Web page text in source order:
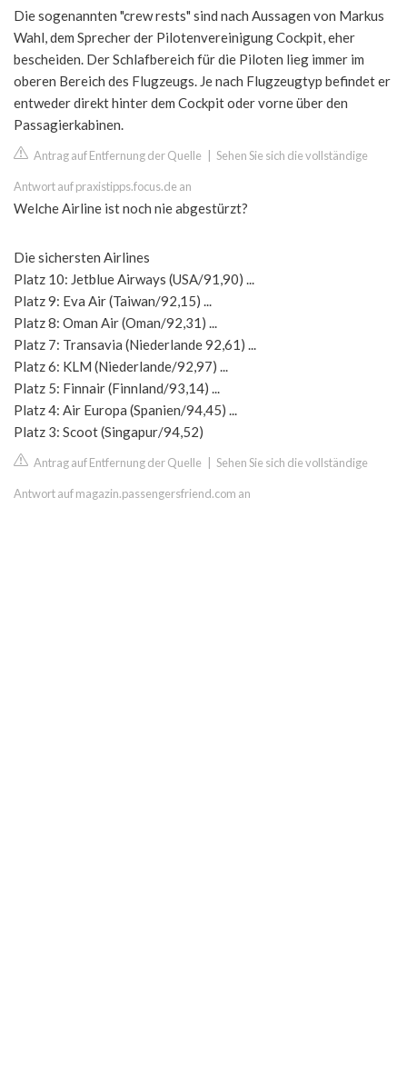
Die sogenannten "crew rests" sind nach Aussagen von Markus
Wahl, dem Sprecher der Pilotenvereinigung Cockpit, eher
bescheiden. Der Schlafbereich für die Piloten lieg immer im
oberen Bereich des Flugzeugs. Je nach Flugzeugtyp befindet er
entweder direkt hinter dem Cockpit oder vorne über den
Passagierkabinen.
Antrag auf Entfernung der Quelle Sehen Sie sich die vollständige
Antwort auf praxistipps.focus.de an
Welche Airline ist noch nie abgestürzt?
Die sichersten Airlines
Platz 10: Jetblue Airways (USA/91,90) ...
Platz 9: Eva Air (Taiwan/92,15) ...
Platz 8: Oman Air (Oman/92,31) ...
Platz 7: Transavia (Niederlande 92,61) ...
Platz 6: KLM (Niederlande/92,97) ...
Platz 5: Finnair (Finnland/93,14) ...
Platz 4: Air Europa (Spanien/94,45) ...
Platz 3: Scoot (Singapur/94,52)
Antrag auf Entfernung der Quelle Sehen Sie sich die vollständige
Antwort auf magazin.passengersfriend.com an